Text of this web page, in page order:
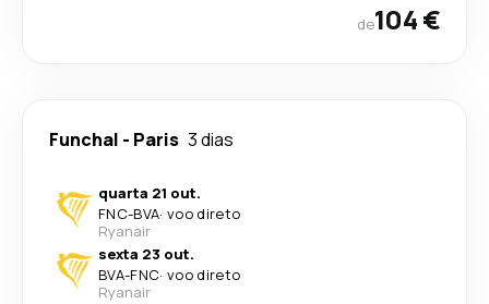
de104 €
Funchal - Paris 3 dias
quarta 21 out.
FNC-BVA· voo direto
Ryanair
sexta 23 out.
BVA-FNC· voo direto
Ryanair